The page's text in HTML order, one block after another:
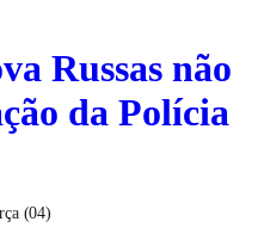
Russas não
da Polícia
(04)